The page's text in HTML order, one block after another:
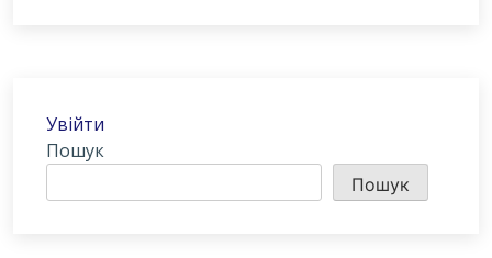
Увійти
Пошук
Пошук